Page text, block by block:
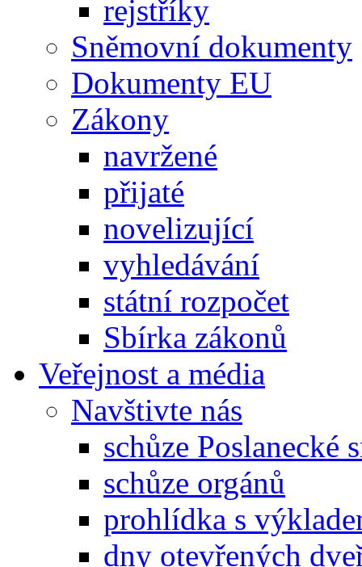
rejstříky
Sněmovní dokumenty
Dokumenty EU
Zákony
navržené
přijaté
novelizující
vyhledávání
státní rozpočet
Sbírka zákonů
Veřejnost a média
Navštivte nás
schůze Poslanecké
schůze orgánů
prohlídka s
dny otevřených